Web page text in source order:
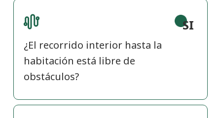
¿El recorrido interior hasta la
habitación está libre de
obstáculos?
SI